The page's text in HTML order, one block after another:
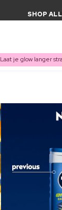
SHOP
Laat je glow langer